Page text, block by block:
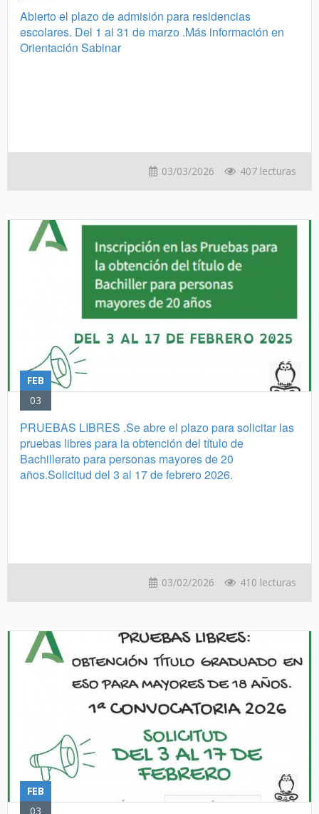
Abierto el plazo de admisión para residencias
escolares. Del 1 al 31 de marzo .Más información en
Orientación Sabinar
03/03/2026 407 lecturas
FEB
03
PRUEBAS LIBRES .Se abre el plazo para solicitar las
pruebas libres para la obtención del título de
Bachillerato para personas mayores de 20
años.Solicitud del 3 al 17 de febrero 2026.
03/02/2026 410 lecturas
FEB
03